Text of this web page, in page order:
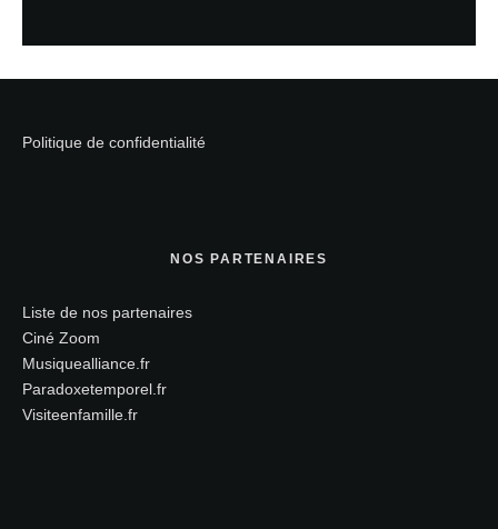
Politique de confidentialité
NOS PARTENAIRES
Liste de nos partenaires
Ciné Zoom
Musiquealliance.fr
Paradoxetemporel.fr
Visiteenfamille.fr